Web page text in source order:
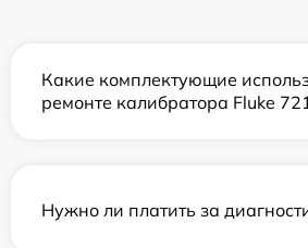
Какие комплектующие
ремонте калибратора Fluke
Нужно ли платить за